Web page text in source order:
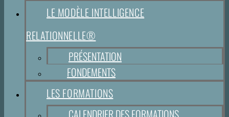
LE MODÈLE INTELLIGENCE
RELATIONNELLE®
PRÉSENTATION
FONDEMENTS
LES FORMATIONS